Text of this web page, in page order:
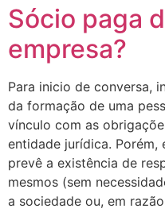
Sócio paga
empresa?
Para inicio de conversa,
da formação de uma
vínculo com as
entidade jurídica. Porém,
prevê a existência de
mesmos (sem
a sociedade ou, em